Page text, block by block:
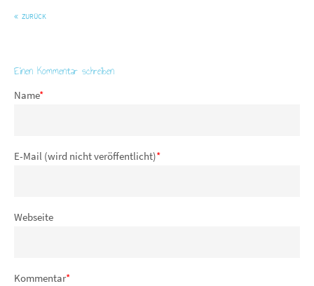
ZURÜCK
Einen Kommentar schreiben
Name*
E-Mail (wird nicht veröffentlicht)*
Webseite
Kommentar*